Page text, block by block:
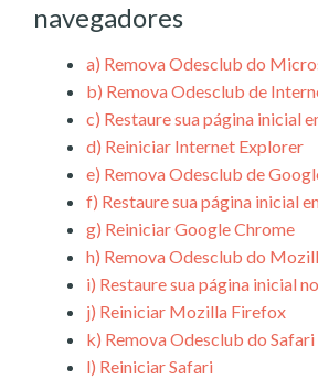
navegadores
a) Remova Odesclub do
b) Remova Odesclub de
c) Restaure sua página inicial
d) Reiniciar Internet Explorer
e) Remova Odesclub de
f) Restaure sua página inicial
g) Reiniciar Google Chrome
h) Remova Odesclub do
i) Restaure sua página inicial
j) Reiniciar Mozilla Firefox
k) Remova Odesclub do
l) Reiniciar Safari